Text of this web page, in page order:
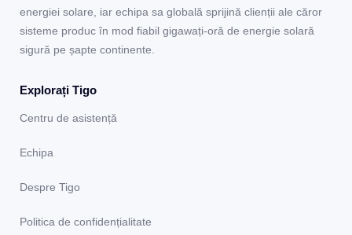
energiei solare, iar echipa sa globală sprijină clienții ale căror
sisteme produc în mod fiabil gigawați-oră de energie solară
sigură pe șapte continente.
Explorați Tigo
Centru de asistență
Echipa
Despre Tigo
Politica de confidențialitate